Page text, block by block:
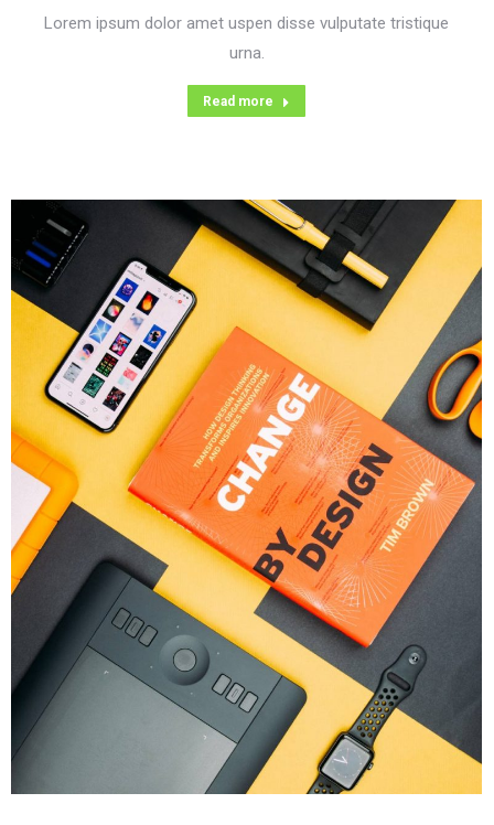
Lorem ipsum dolor amet uspen disse vulputate tristique
urna.
Read more